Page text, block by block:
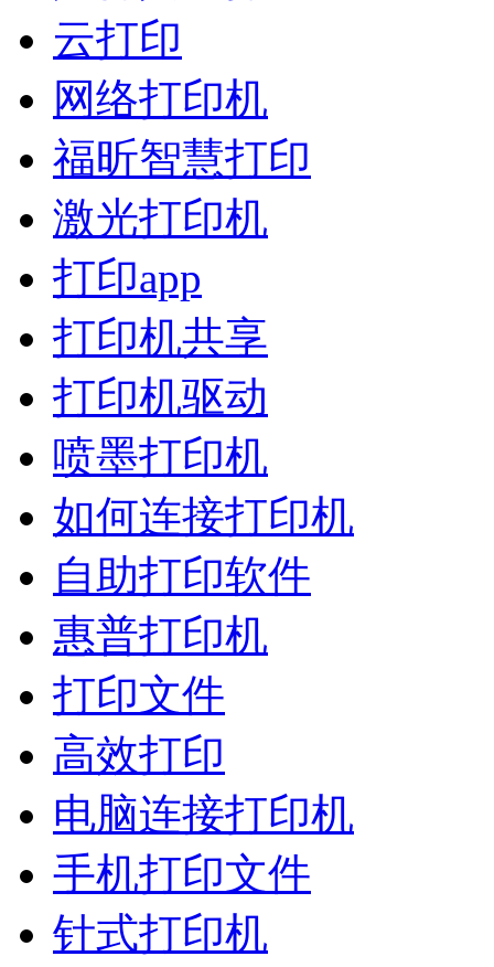
云打印
网络打印机
福昕智慧打印
激光打印机
打印app
打印机共享
打印机驱动
喷墨打印机
如何连接打印机
自助打印软件
惠普打印机
打印文件
高效打印
电脑连接打印机
手机打印文件
针式打印机